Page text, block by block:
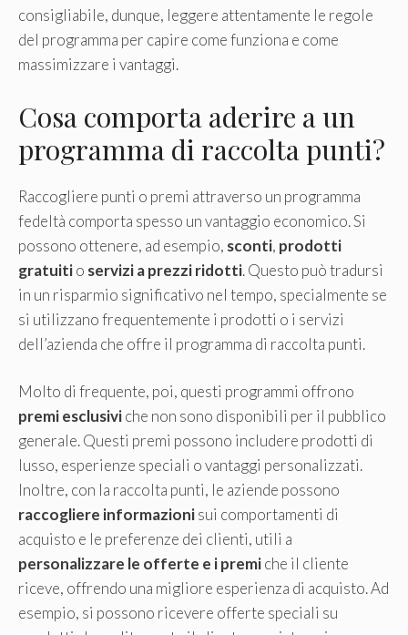
consigliabile, dunque, leggere attentamente le regole
del programma per capire come funziona e come
massimizzare i vantaggi.
Cosa comporta aderire a un
programma di raccolta punti?
Raccogliere punti o premi attraverso un programma
fedeltà comporta spesso un vantaggio economico. Si
possono ottenere, ad esempio, sconti, prodotti
gratuitio servizi a prezzi ridotti. Questo può tradursi
in un risparmio significativo nel tempo, specialmente se
si utilizzano frequentemente i prodotti o i servizi
dell’azienda che offre il programma di raccolta punti.
Molto di frequente, poi, questi programmi offrono
premi esclusiviche non sono disponibili per il pubblico
generale. Questi premi possono includere prodotti di
lusso, esperienze speciali o vantaggi personalizzati.
Inoltre, con la raccolta punti, le aziende possono
raccogliere informazionisui comportamenti di
acquisto e le preferenze dei clienti, utili a
personalizzare le offerte e i premiche il cliente
riceve, offrendo una migliore esperienza di acquisto. Ad
esempio, si possono ricevere offerte speciali su